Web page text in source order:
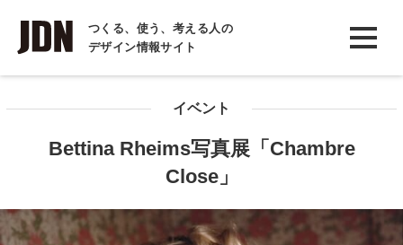
つくる、使う、考える人の
デザイン情報サイト
INTERVIEW
インタビュー
イベント
Bettina Rheims写真展「Chambre
Close」